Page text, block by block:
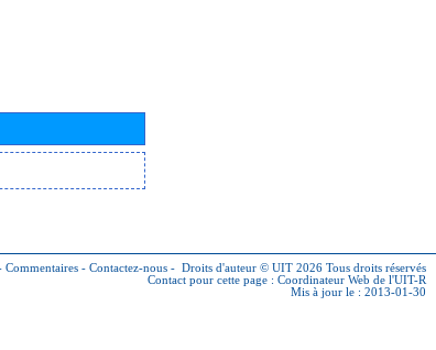
Commentaires - Contactez-nous - Droits d'auteur © UIT 2026 Tous droits réservés
Contact pour cette page : Coordinateur Web de l'UIT-R
Mis à jour le : 2013-01-30